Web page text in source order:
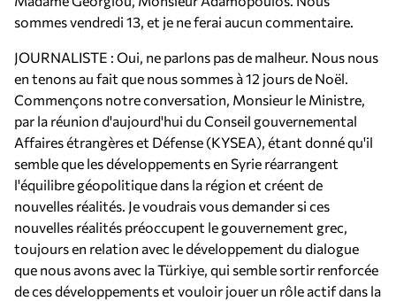
sommes vendredi 13, et je ne ferai aucun commentaire.
JOURNALISTE : Oui, ne parlons pas de malheur. Nous nous
en tenons au fait que nous sommes à 12 jours de Noël.
Commençons notre conversation, Monsieur le Ministre,
par la réunion d'aujourd'hui du Conseil gouvernemental
Affaires étrangères et Défense (KYSEA), étant donné qu'il
semble que les développements en Syrie réarrangent
l'équilibre géopolitique dans la région et créent de
nouvelles réalités. Je voudrais vous demander si ces
nouvelles réalités préoccupent le gouvernement grec,
toujours en relation avec le développement du dialogue
que nous avons avec la Türkiye, qui semble sortir renforcée
de ces développements et vouloir jouer un rôle actif dans la